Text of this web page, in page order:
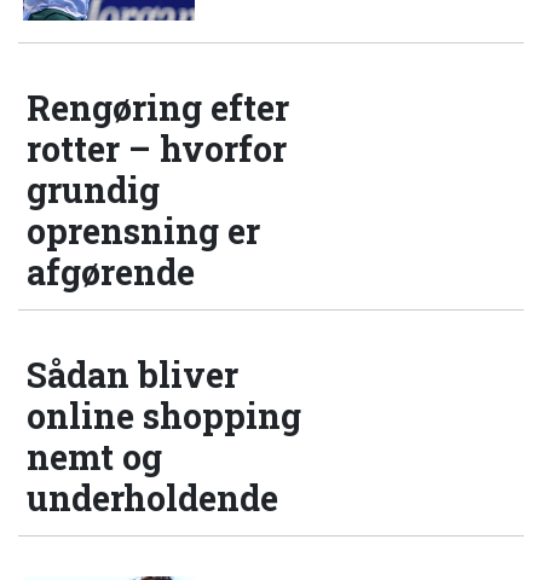
Rengøring efter
rotter – hvorfor
grundig
oprensning er
afgørende
Sådan bliver
online shopping
nemt og
underholdende